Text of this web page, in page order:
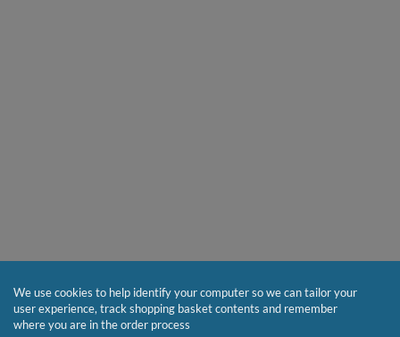
We use cookies to help identify your computer so we can tailor your
user experience, track shopping basket contents and remember
where you are in the order process